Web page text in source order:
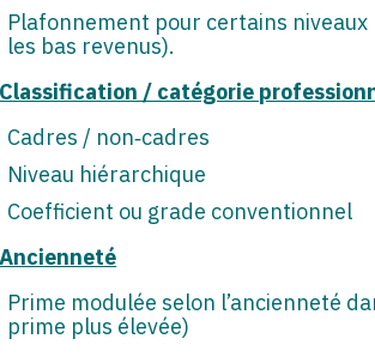
Plafonnement pour certains
les bas revenus).
Classification / catégorie
Cadres / non‑cadres
Niveau hiérarchique
Coefficient ou grade conventionnel
Ancienneté
Prime modulée selon l’ancienneté
prime plus élevée)